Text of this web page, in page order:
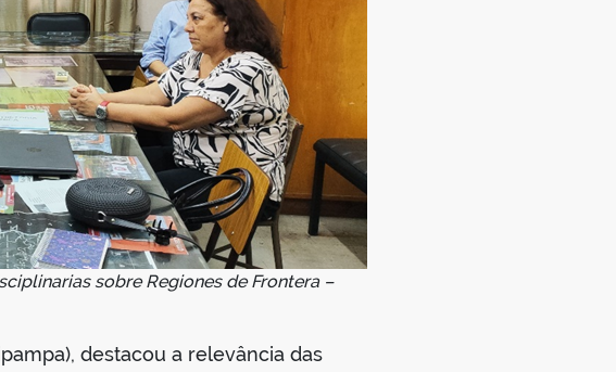
sobre Regiones de Frontera –
destacou a relevância das